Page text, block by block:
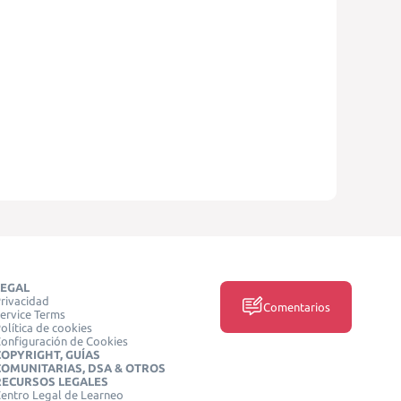
Terms
de cookies
de Cookies
GUÍAS
DSA & OTROS
LEGALES
Legal de Learneo
Comentarios